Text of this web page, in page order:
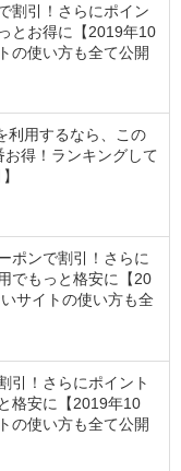
割引！さらにポイン
とお得に【2019年10
の使い方も全て公開
利用するなら、この
得！ランキングして
ポンで割引！さらに
でもっと格安に【20
サイトの使い方も全
引！さらにポイント
格安に【2019年10
の使い方も全て公開